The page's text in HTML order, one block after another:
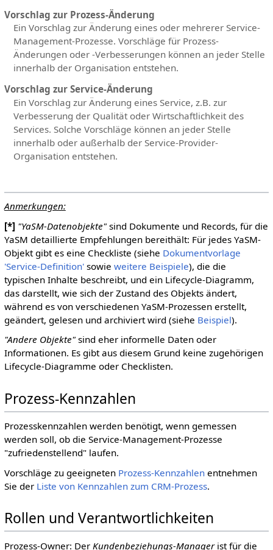
Vorschlag zur Prozess-Änderung
Ein Vorschlag zur Änderung eines oder mehrerer Service-
Management-Prozesse. Vorschläge für Prozess-
Änderungen oder -Verbesserungen können an jeder Stelle
innerhalb der Organisation entstehen.
Vorschlag zur Service-Änderung
Ein Vorschlag zur Änderung eines Service, z.B. zur
Verbesserung der Qualität oder Wirtschaftlichkeit des
Services. Solche Vorschläge können an jeder Stelle
innerhalb oder außerhalb der Service-Provider-
Organisation entstehen.
Anmerkungen:
[*] "YaSM-Datenobjekte"sind Dokumente und Records, für die
YaSM detaillierte Empfehlungen bereithält: Für jedes YaSM-
Objekt gibt es eine Checkliste (siehe Dokumentvorlage
'Service-Definition'sowie weitere Beispiele), die die
typischen Inhalte beschreibt, und ein Lifecycle-Diagramm,
das darstellt, wie sich der Zustand des Objekts ändert,
während es von verschiedenen YaSM-Prozessen erstellt,
geändert, gelesen und archiviert wird (siehe Beispiel).
"Andere Objekte"sind eher informelle Daten oder
Informationen. Es gibt aus diesem Grund keine zugehörigen
Lifecycle-Diagramme oder Checklisten.
Prozess-Kennzahlen
Prozesskennzahlen werden benötigt, wenn gemessen
werden soll, ob die Service-Management-Prozesse
"zufriedenstellend" laufen.
Vorschläge zu geeigneten Prozess-Kennzahlenentnehmen
Sie der Liste von Kennzahlen zum CRM-Prozess.
Rollen und Verantwortlichkeiten
Prozess-Owner: Der Kundenbeziehungs-Managerist für die